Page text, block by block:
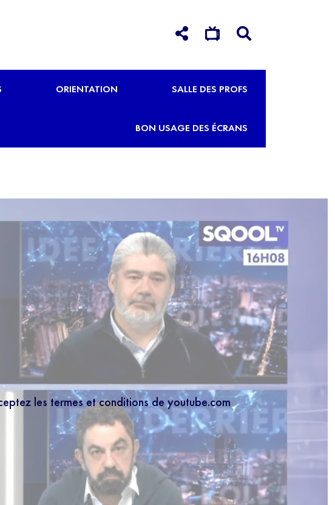
ORIENTATION SALLE DES PROFS
BON USAGE DES ÉCRANS
les termes et conditions de youtube.com